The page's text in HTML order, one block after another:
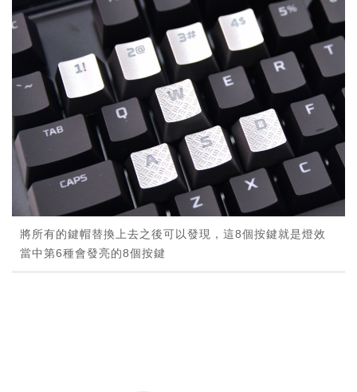
將所有的鍵帽替換上去之後可以發現，這8個按鍵就是燈效
當中第6種會發亮的8個按鍵